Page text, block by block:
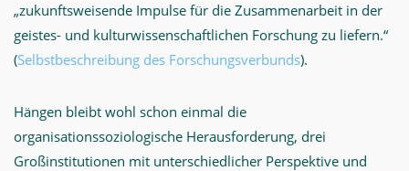
„zukunftsweisende Impulse für die Zusammenarbeit in der
geistes- und kulturwissenschaftlichen Forschung zu liefern.“
(Selbstbeschreibung des Forschungsverbunds).
Hängen bleibt wohl schon einmal die
organisationssoziologische Herausforderung, drei
Großinstitutionen mit unterschiedlicher Perspektive und